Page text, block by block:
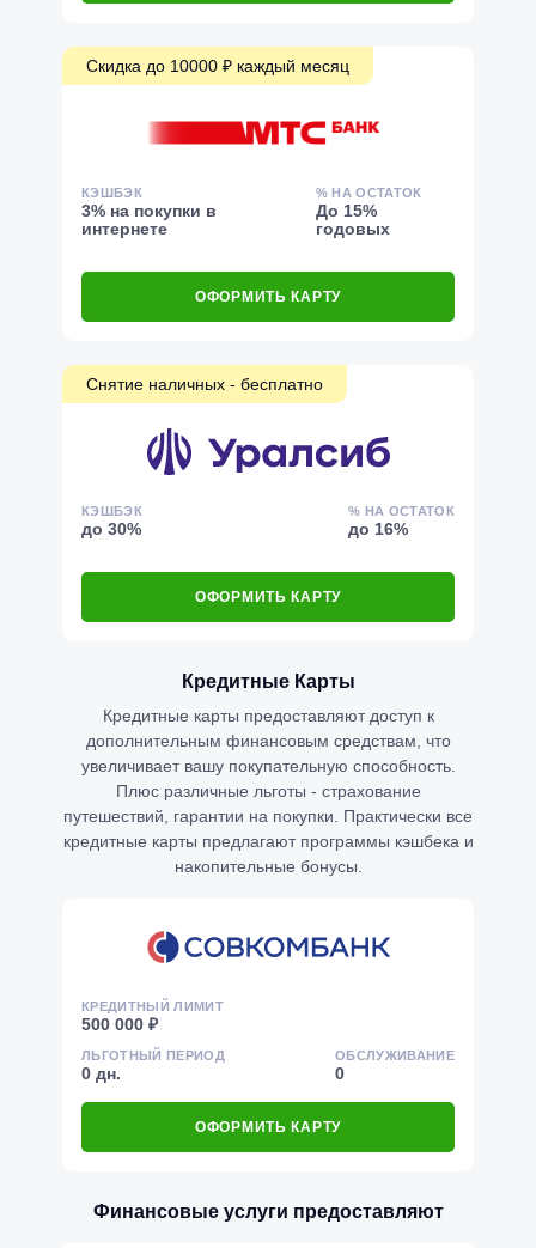
Скидка до 10000 ₽ каждый месяц
КЭШБЭК
3% на покупки в
интернете
% НА ОСТАТОК
До 15%
годовых
ОФОРМИТЬ КАРТУ
Снятие наличных - бесплатно
КЭШБЭК
до 30%
% НА ОСТАТОК
до 16%
ОФОРМИТЬ КАРТУ
Кредитные Карты
Кредитные карты предоставляют доступ к
дополнительным финансовым средствам, что
увеличивает вашу покупательную способность.
Плюс различные льготы - страхование
путешествий, гарантии на покупки. Практически все
кредитные карты предлагают программы кэшбека и
накопительные бонусы.
КРЕДИТНЫЙ ЛИМИТ
500 000 ₽
ЛЬГОТНЫЙ ПЕРИОД
0 дн.
ОБСЛУЖИВАНИЕ
0
ОФОРМИТЬ КАРТУ
Финансовые услуги предоставляют